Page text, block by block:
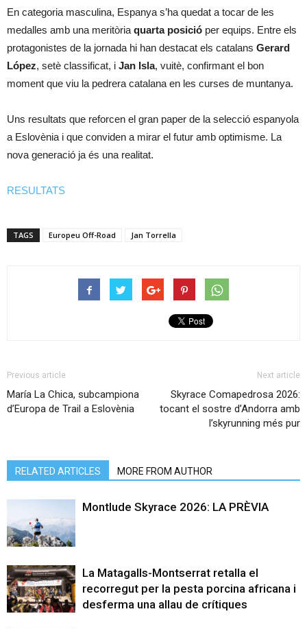
En categoria masculina, Espanya s’ha quedat a tocar de les
medalles amb una meritòria quarta posició per equips. Entre els
protagonistes de la jornada hi han destacat els catalans Gerard
López, setè classificat, i Jan Isla, vuitè, confirmant el bon
moment que viu la pedrera catalana en les curses de muntanya.
Uns resultats que reforcen el gran paper de la selecció espanyola
a Eslovènia i que conviden a mirar el futur amb optimisme. La
nova generació ja és una realitat.
RESULTATS
TAGS Europeu Off-Road Jan Torrella
Previous article
María La Chica, subcampiona
d’Europa de Trail a Eslovènia
Next article
Skyrace Comapedrosa 2026:
tocant el sostre d’Andorra amb
l’skyrunning més pur
RELATED ARTICLES MORE FROM AUTHOR
Montlude Skyrace 2026: LA PRÈVIA
La Matagalls-Montserrat retalla el
recorregut per la pesta porcina africana i
desferma una allau de crítiques